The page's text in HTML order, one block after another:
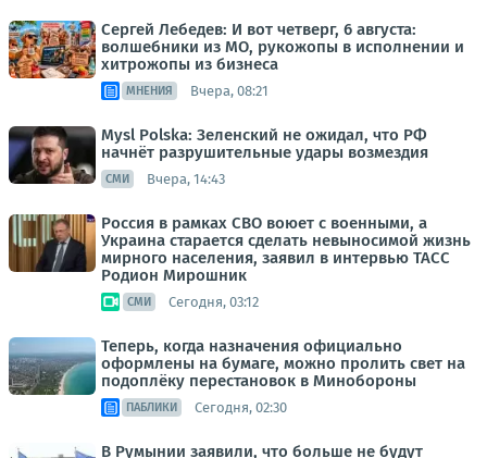
Сергей Лебедев: И вот четверг, 6 августа:
волшебники из МО, рукожопы в исполнении и
хитрожопы из бизнеса
МНЕНИЯ Вчера, 08:21
Mysl Polska: Зеленский не ожидал, что РФ
начнёт разрушительные удары возмездия
СМИ Вчера, 14:43
Россия в рамках СВО воюет с военными, а
Украина старается сделать невыносимой жизнь
мирного населения, заявил в интервью ТАСС
Родион Мирошник
СМИ Сегодня, 03:12
Теперь, когда назначения официально
оформлены на бумаге, можно пролить свет на
подоплёку перестановок в Минобороны
ПАБЛИКИ Сегодня, 02:30
В Румынии заявили, что больше не будут